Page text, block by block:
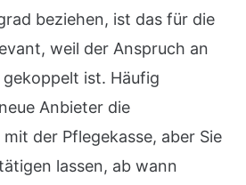
beziehen, ist das für die
weil der Anspruch an
gekoppelt ist. Häufig
Anbieter die
der Pflegekasse, aber Sie
lassen, ab wann